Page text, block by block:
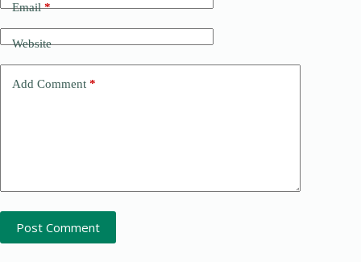
Email*
Website
Add Comment *
Post Comment